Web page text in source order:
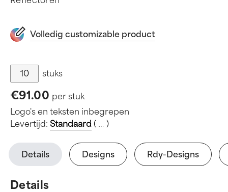
Volledig customizable product
stuks
€91.00 per stuk
Logo's en teksten inbegrepen
Levertijd: Standaard ( ... )
Details Designs Rdy-Designs
Details